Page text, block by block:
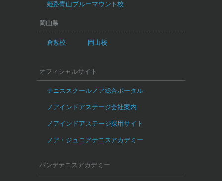
姫路青山ブルーマウント校
岡山県
倉敷校 岡山校
オフィシャルサイト
テニススクールノア総合ポータル
ノアインドアステージ会社案内
ノアインドアステージ採用サイト
ノア・ジュニアテニスアカデミー
バンデテニスアカデミー